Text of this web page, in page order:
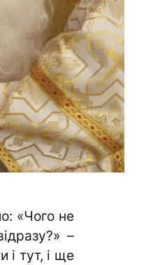
«Чого не
–
і тут, і ще